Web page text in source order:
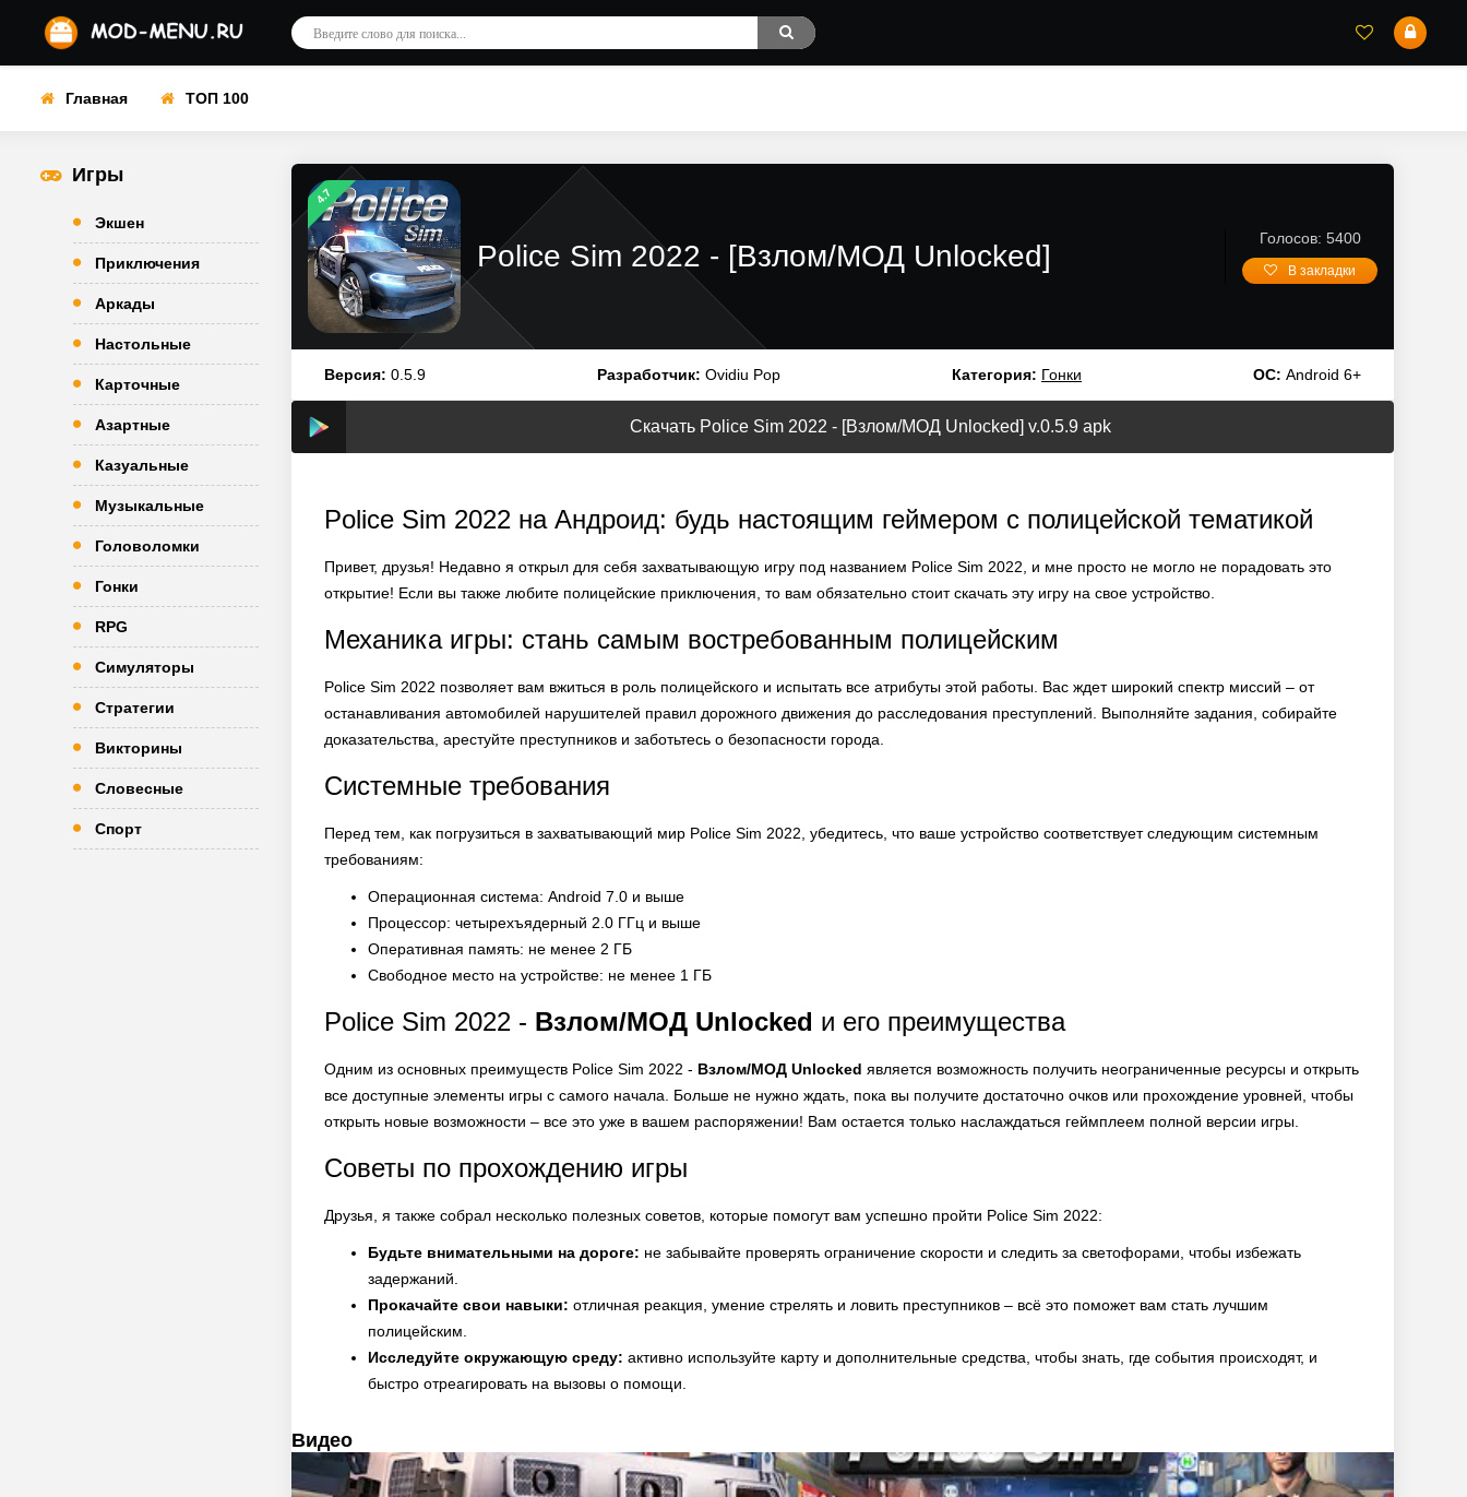
Главная ТОП 100
Игры
Экшен
Приключения
Аркады
Настольные
Карточные
Азартные
Казуальные
Музыкальные
Головоломки
Гонки
RPG
Симуляторы
Стратегии
Викторины
Словесные
Спорт
4.7
Police Sim 2022 - [Взлом/МОД Unlocked]
Голосов: 5400
В закладки
Версия: 0.5.9 Разработчик: Ovidiu Pop Категория: Гонки ОС: Android 6+
Скачать Police Sim 2022 - [Взлом/МОД Unlocked] v.0.5.9 apk
Police Sim 2022 на Андроид: будь настоящим геймером с полицейской тематикой
Привет, друзья! Недавно я открыл для себя захватывающую игру под названием Police Sim 2022, и мне просто не могло не порадовать это
открытие! Если вы также любите полицейские приключения, то вам обязательно стоит скачать эту игру на свое устройство.
Механика игры: стань самым востребованным полицейским
Police Sim 2022 позволяет вам вжиться в роль полицейского и испытать все атрибуты этой работы. Вас ждет широкий спектр миссий – от
останавливания автомобилей нарушителей правил дорожного движения до расследования преступлений. Выполняйте задания, собирайте
доказательства, арестуйте преступников и заботьтесь о безопасности города.
Системные требования
Перед тем, как погрузиться в захватывающий мир Police Sim 2022, убедитесь, что ваше устройство соответствует следующим системным
требованиям:
Операционная система: Android 7.0 и выше
Процессор: четырехъядерный 2.0 ГГц и выше
Оперативная память: не менее 2 ГБ
Свободное место на устройстве: не менее 1 ГБ
Police Sim 2022 - Взлом/МОД Unlocked и его преимущества
Одним из основных преимуществ Police Sim 2022 - Взлом/МОД Unlocked является возможность получить неограниченные ресурсы и открыть
все доступные элементы игры с самого начала. Больше не нужно ждать, пока вы получите достаточно очков или прохождение уровней, чтобы
открыть новые возможности – все это уже в вашем распоряжении! Вам остается только наслаждаться геймплеем полной версии игры.
Советы по прохождению игры
Друзья, я также собрал несколько полезных советов, которые помогут вам успешно пройти Police Sim 2022:
Будьте внимательными на дороге: не забывайте проверять ограничение скорости и следить за светофорами, чтобы избежать
задержаний.
Прокачайте свои навыки: отличная реакция, умение стрелять и ловить преступников – всё это поможет вам стать лучшим
полицейским.
Исследуйте окружающую среду: активно используйте карту и дополнительные средства, чтобы знать, где события происходят, и
быстро отреагировать на вызовы о помощи.
Видео